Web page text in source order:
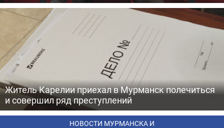
Житель Карелии приехал в Мурманск полечиться
и совершил ряд преступлений
НОВОСТИ МУРМАНСКА И